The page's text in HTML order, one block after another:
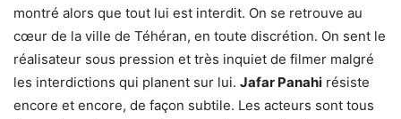
montré alors que tout lui est interdit. On se retrouve au
cœur de la ville de Téhéran, en toute discrétion. On sent le
réalisateur sous pression et très inquiet de filmer malgré
les interdictions qui planent sur lui. Jafar Panahi résiste
encore et encore, de façon subtile. Les acteurs sont tous